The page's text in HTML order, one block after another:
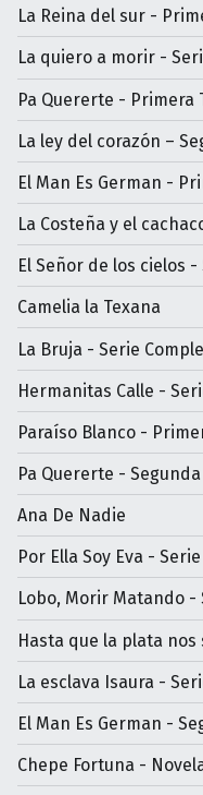
La Reina del sur -
La quiero a morir -
Pa Quererte - Primera
La ley del corazón –
El Man Es German -
La Costeña y el
El Señor de los cielos
Camelia la Texana
La Bruja - Serie
Hermanitas Calle -
Paraíso Blanco -
Pa Quererte -
Ana De Nadie
Por Ella Soy Eva -
Lobo, Morir Matando -
Hasta que la plata
La esclava Isaura -
El Man Es German -
Chepe Fortuna -